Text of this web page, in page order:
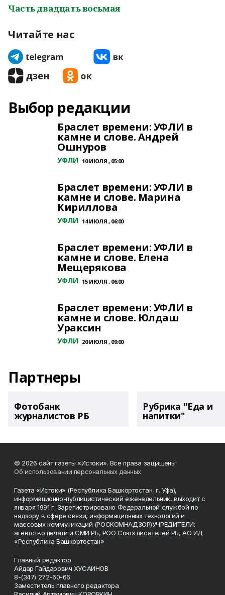
Часть двадцать восьмая
Читайте нас
Выбор редакции
Браслет времени: УФЛИ в
камне и слове. Андрей
Ошнуров
УФЛИ 10 ИЮЛЯ , 05:00
Браслет времени: УФЛИ в
камне и слове. Марина
Кириллова
УФЛИ 14 ИЮЛЯ , 06:00
Браслет времени: УФЛИ в
камне и слове. Елена
Мещерякова
УФЛИ 15 ИЮЛЯ , 06:00
Браслет времени: УФЛИ в
камне и слове. Юлдаш
Ураксин
УФЛИ 20 ИЮЛЯ , 09:00
Партнеры
Фотобанк
журналистов РБ
Рубрика "Еда и
напитки"
© 2026 сайт газеты «Истоки». Все права защищены.
Об использовании персональных данных
Газета «Истоки» (Республика Башкортостан, г. Уфа),
информационно-публицистический еженедельник, выходит с
января 1991 г. Зарегистрировано Федеральной службой по
надзору в сфере связи, информационных технологий и
массовых коммуникаций (РОСКОМНАДЗОР)УЧРЕДИТЕЛИ:
агентство печати и СМИ РБ, РОО Союз писателей РБ, АО ИД
«Республика Башкортостан»
Главный редактор
Айдар Гайдарович ХУСАИНОВ
8-(347) 272-60-66
Заместитель главного редактора